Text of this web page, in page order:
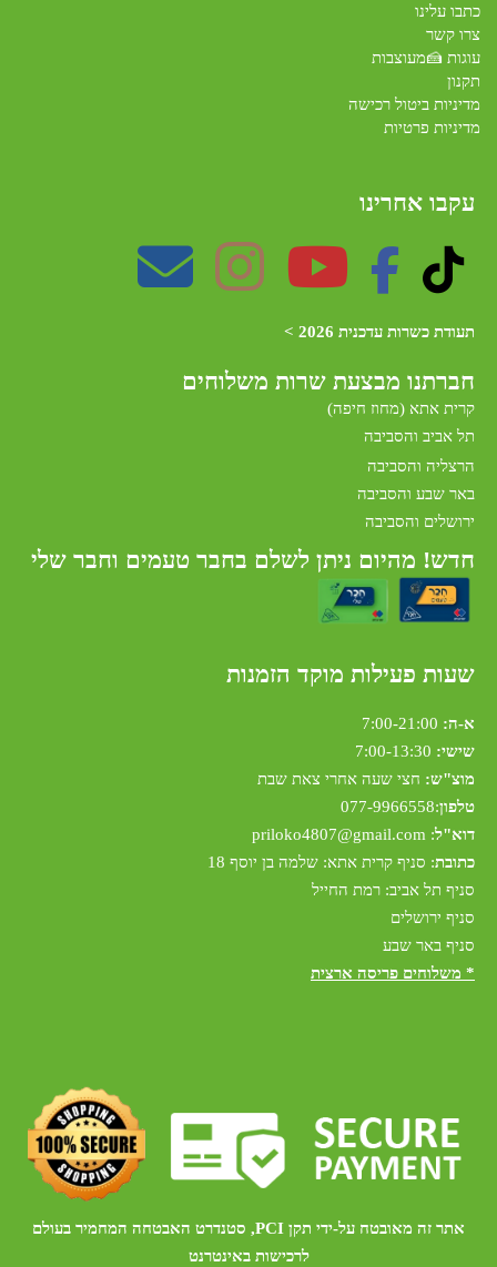
כתבו עלינו
צרו קשר
עוגות 🍰מעוצבות
תקנון
מדיניות ביטול רכישה
מדיניות פרטיות
עקבו אחרינו
תעודת כשרות עדכנית 2026 >
חברתנו מבצעת שרות משלוחים
קרית אתא (מחוז חיפה)
תל אביב והסביבה
הרצליה והסביבה
באר שבע והסביבה
ירושלים והסביבה
חדש! מהיום ניתן לשלם בחבר טעמים וחבר שלי
שעות פעילות מוקד הזמנות
א-ה:
שישי: 7:00-13:30
מוצ"ש: חצי שעה אחרי צאת שבת
טלפון:
077-9966558
דוא"ל:
priloko4807@gmail.com
כתובת: סניף קרית אתא: שלמה בן יוסף 18
סניף תל אביב: רמת החייל
סניף ירושלים
סניף באר שבע
* משלוחים פריסה ארצית
אתר זה מאובטח על-ידי תקן PCI, סטנדרט האבטחה המחמיר בעולם
לרכישות באינטרנט